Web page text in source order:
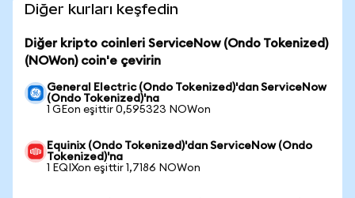
Diğer kurları keşfedin
Diğer kripto coinleri ServiceNow (Ondo Tokenized)
(NOWon) coin'e çevirin
General Electric (Ondo Tokenized)'dan ServiceNow
(Ondo Tokenized)'na
1 GEon eşittir 0,595323 NOWon
Equinix (Ondo Tokenized)'dan ServiceNow (Ondo
Tokenized)'na
1 EQIXon eşittir 1,7186 NOWon